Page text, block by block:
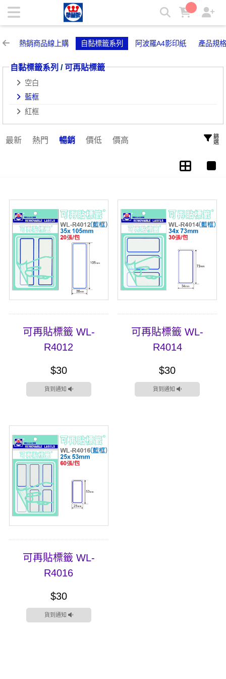
藍框 | 華麗牌自粘標籤
熱銷商品線上購 自黏標籤系列 阿波羅A4影印紙 產品規
自黏標籤系列 /可再貼標籤
空白
藍框
紅框
最新 熱門 暢銷 價低 價高 篩選
可再貼標籤 WL-
R4012
$30
貨到通知
可再貼標籤 WL-
R4014
$30
貨到通知
可再貼標籤 WL-
R4016
$30
貨到通知